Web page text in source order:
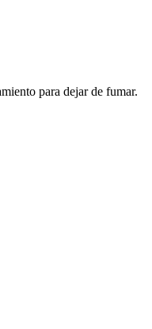
para dejar de fumar.